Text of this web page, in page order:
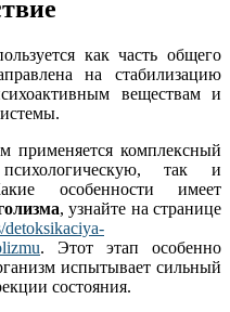
как часть общего
на стабилизацию
веществам и
применяется комплексный
так и
особенности имеет
, узнайте на странице
detoksikaciya-
. Этот этап особенно
испытывает сильный
состояния.